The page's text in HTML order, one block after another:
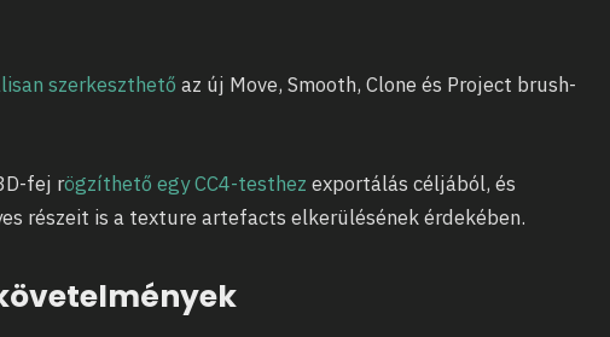
szerkeszthető az új Move, Smooth, Clone és Project brush-
fej rögzíthető egy CC4-testhez exportálás céljából, és
részeit is a texture artefacts elkerülésének érdekében.